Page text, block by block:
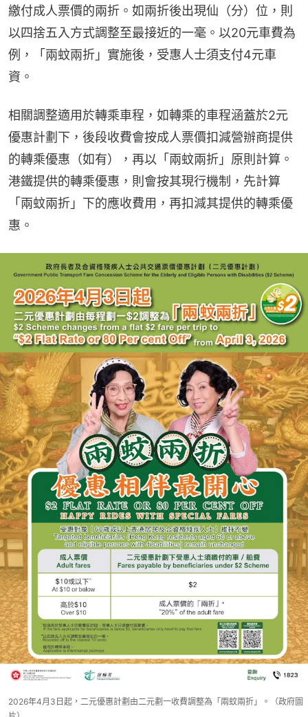
繳付成人票價的兩折。如兩折後出現仙（分）位，則
以四捨五入方式調整至最接近的一毫。以20元車費為
例，「兩蚊兩折」實施後，受惠人士須支付4元車
資。
相關調整適用於轉乘車程，如轉乘的車程涵蓋於2元
優惠計劃下，後段收費會按成人票價扣減營辦商提供
的轉乘優惠（如有），再以「兩蚊兩折」原則計算。
港鐵提供的轉乘優惠，則會按其現行機制，先計算
「兩蚊兩折」下的應收費用，再扣減其提供的轉乘優
惠。
2026年4月3日起，二元優惠計劃由二元劃一收費調整為「兩蚊兩折」。（政府圖